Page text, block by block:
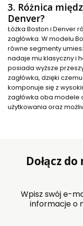
3. Różnica
Denver?
Łóżka Boston i Denver
zagłówka. W modelu
równe segmenty
nadaje mu klasyczny i
posiada wyższe
zagłówka, dzięki
komponuje się z
zagłówka oba modele
użytkowania oraz
Dołącz do
Wpisz swój e-
informacje o